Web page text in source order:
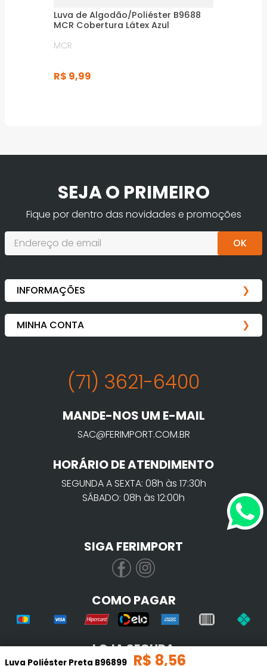
Luva Poliéster Preta B96899 R$ 8,56
Luva de Algodão/Poliéster B9688
MCR Cobertura Látex Azul
MCR
R$ 9,99
SEJA O PRIMEIRO
Fique por dentro das novidades e promoções
OK
(71) 3621-6400
MANDE-NOS UM E-MAIL
SAC@FERIMPORT.COM.BR
HORÁRIO DE ATENDIMENTO
SEGUNDA A SEXTA: 08h às 17:30h
SÁBADO: 08h às 12:00h
SIGA FERIMPORT
COMO PAGAR
LOJA SEGURA